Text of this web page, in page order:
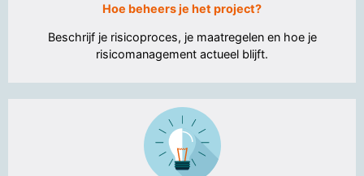
Hoe beheers je het project?
Beschrijf je risicoproces, je maatregelen en hoe je
risicomanagement actueel blijft.